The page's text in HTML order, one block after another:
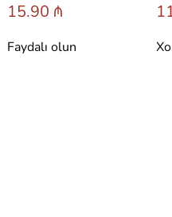
15.90 ₼
Faydalı olun